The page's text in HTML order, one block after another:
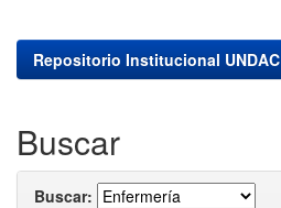
Repositorio Institucional UNDAC
Buscar
Buscar: